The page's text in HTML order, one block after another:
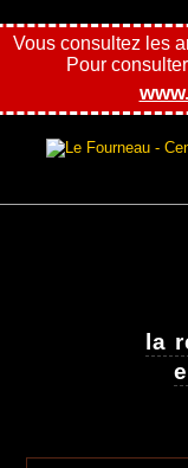
Vous consultez les
Pour
la